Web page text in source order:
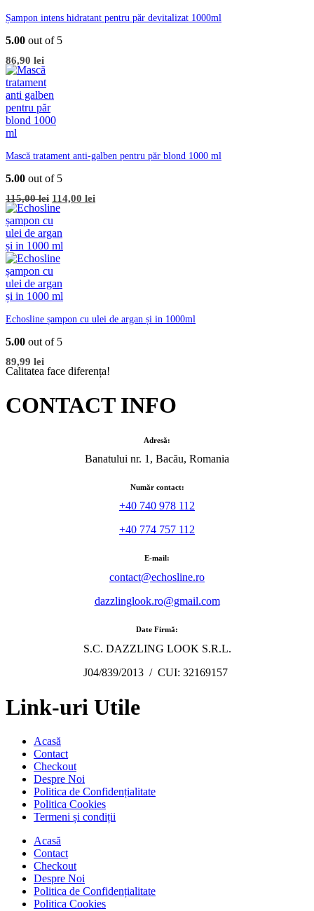
Șampon intens hidratant pentru păr devitalizat 1000ml
5.00 out of 5
86,90 lei
Mască tratament anti-galben pentru păr blond 1000 ml
5.00 out of 5
115,00lei Prețul
inițial
a
fost:
115,00 lei.
114,00 leiPrețul
curent
Echosline șampon cu ulei de argan și in 1000ml
5.00 out of 5
89,99 lei
Calitatea face diferența!
CONTACT INFO
Adresă:
Banatului nr. 1, Bacău, Romania
Număr contact:
+40 740 978 112
+40 774 757 112
E-mail:
contact@echosline.ro
dazzlinglook.ro@gmail.com
Date Firmă:
S.C. DAZZLING LOOK S.R.L.
J04/839/2013 / CUI: 32169157
Link-uri Utile
Acasă
Contact
Checkout
Despre Noi
Politica de Confidențialitate
Politica Cookies
Termeni și condiții
Acasă
Contact
Checkout
Despre Noi
Politica de Confidențialitate
Politica Cookies